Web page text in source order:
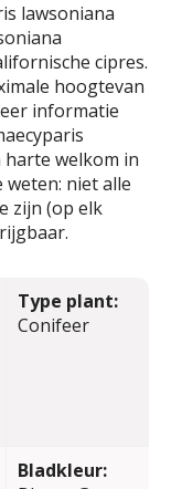
lawsoniana
cipres.
hoogtevan
informatie
harte welkom in
niet alle
zijn (op elk
Type plant:
Conifeer
Bladkleur: